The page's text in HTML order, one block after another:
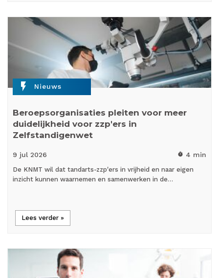
flash_on Nieuws
Beroepsorganisaties pleiten voor meer
duidelijkheid voor zzp'ers in
Zelfstandigenwet
9 jul 2026 timer 4 min
De KNMT wil dat tandarts-zzp'ers in vrijheid en naar eigen
inzicht kunnen waarnemen en samenwerken in de…
Lees verder »